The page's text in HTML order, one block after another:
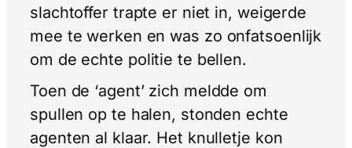
slachtoffer trapte er niet in, weigerde
mee te werken en was zo onfatsoenlijk
om de echte politie te bellen.
Toen de ‘agent’ zich meldde om
spullen op te halen, stonden echte
agenten al klaar. Het knulletje kon